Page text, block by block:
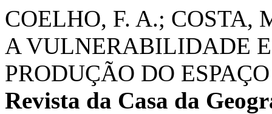
COELHO, F. A.; COSTA,
A VULNERABILIDADE
PRODUÇÃO DO
Revista da Casa da